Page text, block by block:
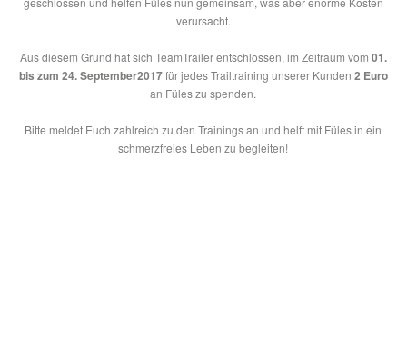
verursacht.
Aus diesem Grund hat sich TeamTrailer entschlossen, im Zeitraum vom 01.
bis zum 24. September2017für jedes Trailtraining unserer Kunden 2 Euro
an Füles zu spenden.
Bitte meldet Euch zahlreich zu den Trainings an und helft mit Füles in ein
schmerzfreies Leben zu begleiten!